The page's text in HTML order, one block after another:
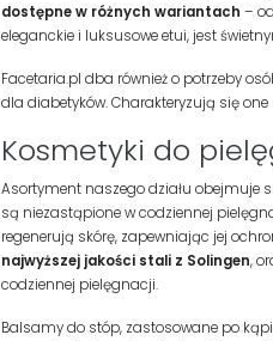
dostępne w różnych wariantach –
eleganckie i luksusowe etui, jest
Facetaria.pl dba również o potrzeby
dla diabetyków. Charakteryzują się
Kosmetyki do
Asortyment naszego działu obejmuje
są niezastąpione w codziennej
regenerują skórę, zapewniając jej
najwyższej jakości stali z Solingen,
codziennej pielęgnacji.
Balsamy do stóp, zastosowane po